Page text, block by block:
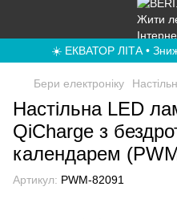
☀️ ЕКВАТОР ЛІТА •
Бери електроніку
Настільна LED
QiCharge з
календарем
Артикул: PWM-82091